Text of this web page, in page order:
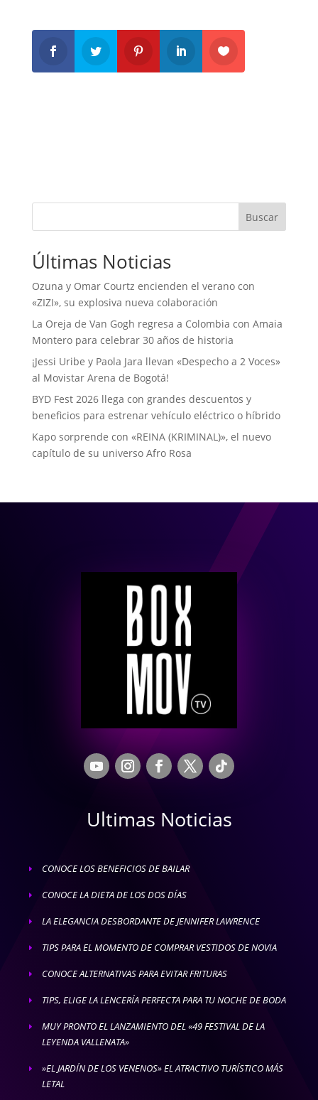
Buscar
Últimas Noticias
Ozuna y Omar Courtz encienden el verano con
«ZIZI», su explosiva nueva colaboración
La Oreja de Van Gogh regresa a Colombia con Amaia
Montero para celebrar 30 años de historia
¡Jessi Uribe y Paola Jara llevan «Despecho a 2 Voces»
al Movistar Arena de Bogotá!
BYD Fest 2026 llega con grandes descuentos y
beneficios para estrenar vehículo eléctrico o híbrido
Kapo sorprende con «REINA (KRIMINAL)», el nuevo
capítulo de su universo Afro Rosa
Ultimas Noticias
E CONOCE LOS BENEFICIOS DE BAILAR
E CONOCE LA DIETA DE LOS DOS DÍAS
E LA ELEGANCIA DESBORDANTE DE JENNIFER LAWRENCE
E TIPS PARA EL MOMENTO DE COMPRAR VESTIDOS DE NOVIA
E CONOCE ALTERNATIVAS PARA EVITAR FRITURAS
E TIPS, ELIGE LA LENCERÍA PERFECTA PARA TU NOCHE DE BODA
E
MUY PRONTO EL LANZAMIENTO DEL «49 FESTIVAL DE LA
LEYENDA VALLENATA»
E
»EL JARDÍN DE LOS VENENOS» EL ATRACTIVO TURÍSTICO MÁS
LETAL